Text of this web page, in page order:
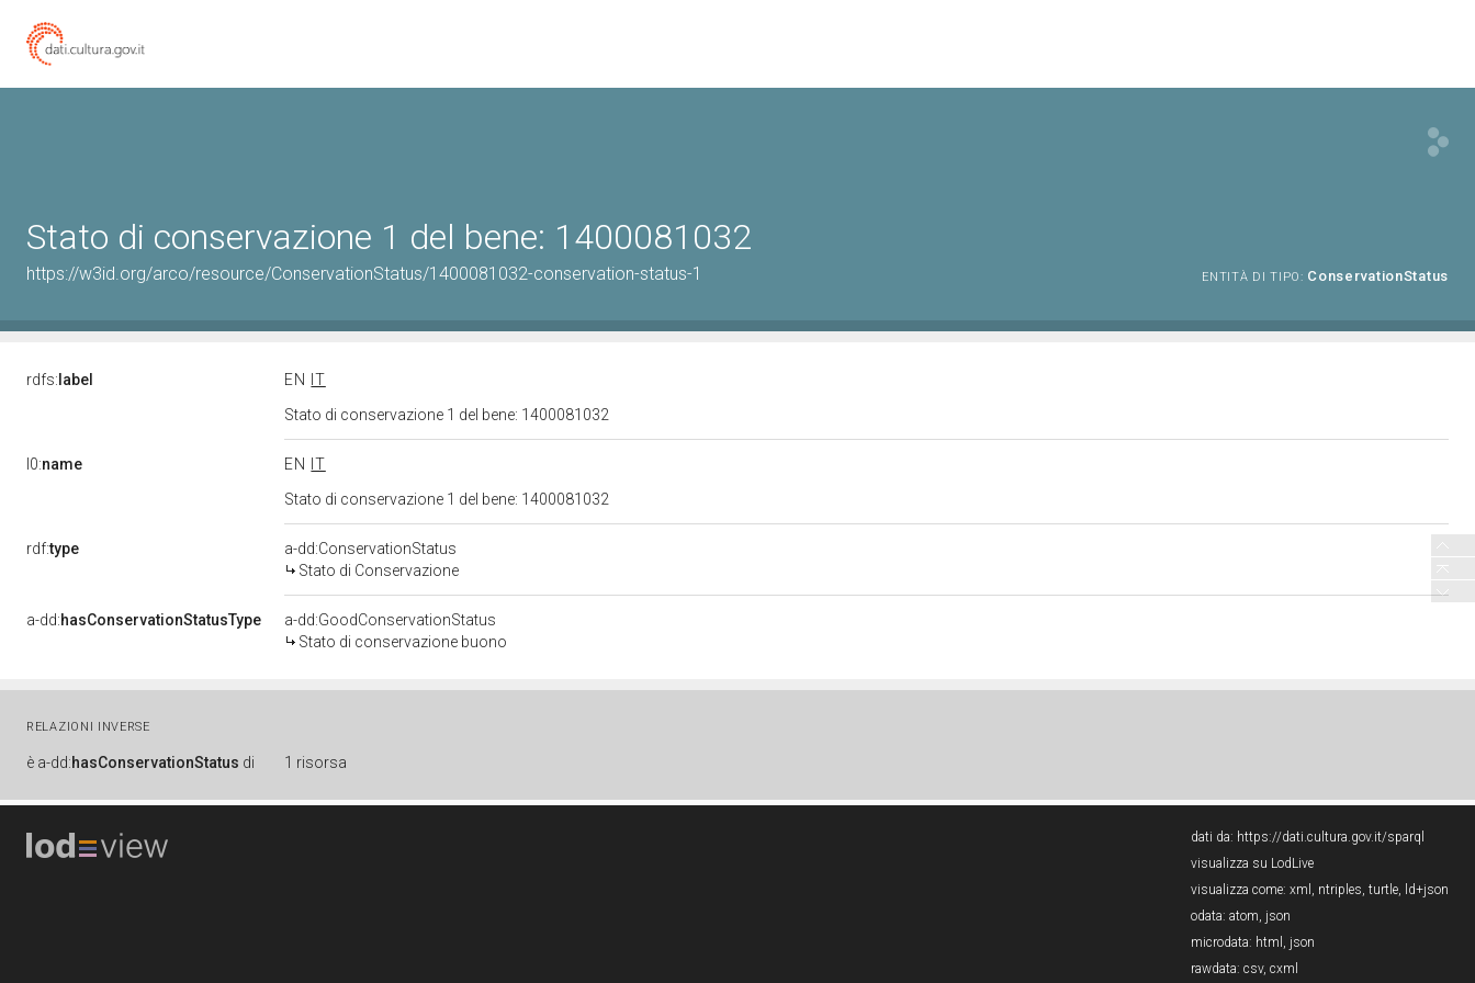
Stato di conservazione 1 del bene: 1400081032
https://w3id.org/arco/resource/ConservationStatus/1400081032-conservation-status-1 ENTITÀ DI TIPO: ConservationStatus
rdfs: label EN
IT
Stato di conservazione 1 del bene: 1400081032
l0:name EN
IT
Stato di conservazione 1 del bene: 1400081032
rdf:type
a-dd:ConservationStatus
Stato di Conservazione
a-dd:hasConservationStatusType
a-dd:GoodConservationStatus
Stato di conservazione buono
RELAZIONI INVERSE
è a-dd:hasConservationStatus di 1 risorsa
dati da: https://dati.cultura.gov.it/sparql
visualizza su LodLive
visualizza come: xml , ntriples, turtle, ld+json
odata: atom, json
microdata: html , json
rawdata: csv, cxml